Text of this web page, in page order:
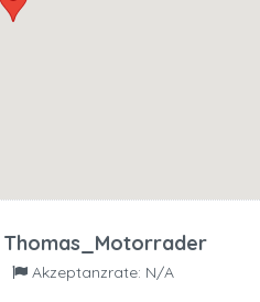
Thomas_Motorrader
Akzeptanzrate: N/A